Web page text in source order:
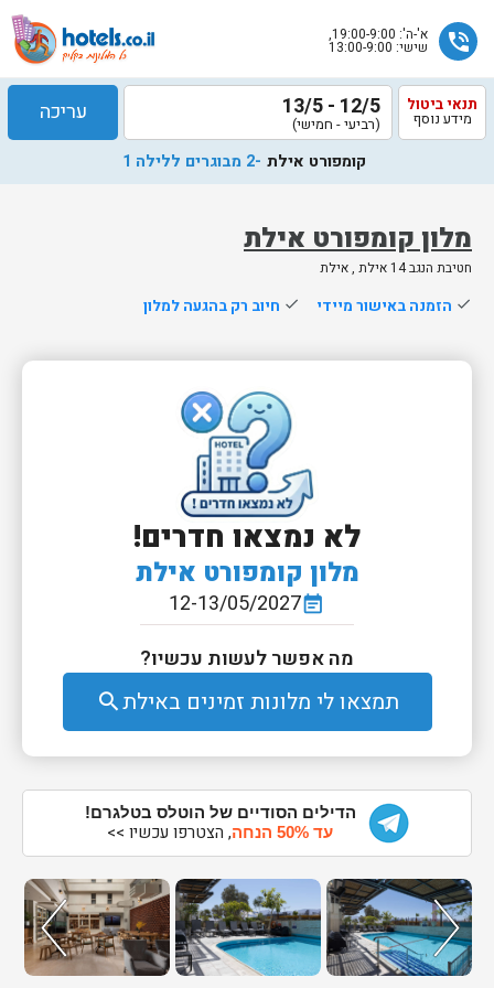
phone_in_talk א'-ה': 19:00-9:00,
שישי: 13:00-9:00
מלון קומפורט אילת
חטיבת הנגב 14 אילת , אילת
תנאי ביטול
מידע נוסף 12/5 - 13/5
(רביעי - חמישי) עריכה
קומפורט אילת -2 מבוגרים ללילה 1
done הזמנה באישור מיידי done חיוב רק בהגעה למלון
לא נמצאו חדרים!
מלון קומפורט אילת
event_note
12-13/05/2027
מה אפשר לעשות עכשיו?
תמצאו לי מלונות זמינים באילתsearch
הדילים הסודיים של הוטלס בטלגרם!
עד 50% הנחה
, הצטרפו עכשיו >>
שלח